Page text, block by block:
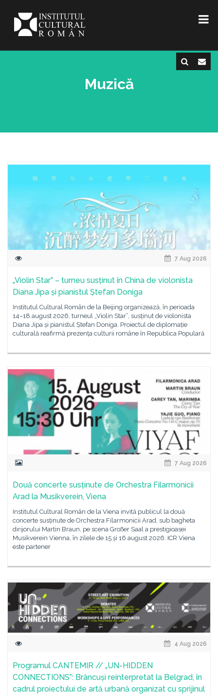
Muzică
7 Aug 2026
„Violin Star” – turneu susținut în China de violonista
Diana Jipa și pianistul Ștefan Doniga
Institutul Cultural Român de la Beijing organizează, în perioada
14–18 august 2026, turneul „Violin Star”, susținut de violonista
Diana Jipa și pianistul Ștefan Doniga. Proiectul de diplomație
culturală reafirmă prezența culturii române în Republica Populară
7 Aug 2026
Două concerte susținute de Orchestra Filarmonicii
Arad la Musikverein, Viena
Institutul Cultural Român de la Viena invită publicul la două
concerte susținute de Orchestra Filarmonicii Arad, sub bagheta
dirijorului Martin Braun, pe scena Großer Saal a prestigioasei
Musikverein Vienna, în zilele de 15 și 16 august 2026. ICR Viena
este partener
4 Aug 2026
Programul CANTEMIR // „UN-HIDDEN
CONNECTIONS”: Brâncuși reinterpretat la Belgrad, în
cadrul proiectului de artă urbană organizat cu sprijinul